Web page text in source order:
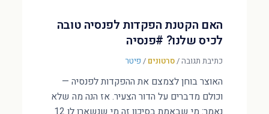
האם הקטנת הפקדות לפנסיה טובה
לכיס שלנו? #פנסיה
כתיבת תגובה/סרטונים / פיטר
האוצר בוחן לצמצם את ההפקדות לפנסיה —
וכולם מדברים על הדור הצעיר. אז הנה מה שלא